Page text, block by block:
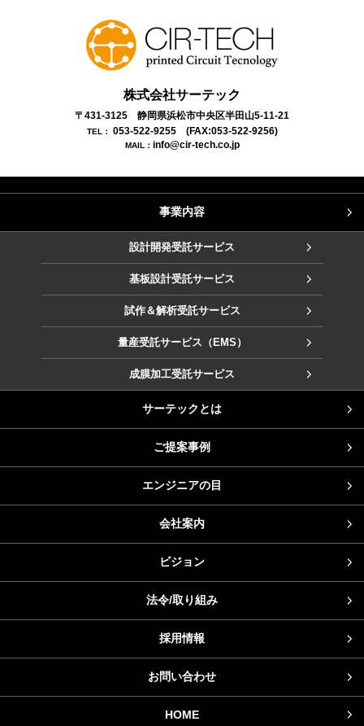
株式会社サーテック
〒431-3125 静岡県浜松市中央区半田山5-11-21
TEL： 053-522-9255(FAX:053-522-9256)
MAIL： info@cir-tech.co.jp
事業内容
設計開発受託サービス
基板設計受託サービス
試作＆解析受託サービス
量産受託サービス（EMS）
成膜加工受託サービス
サーテックとは
ご提案事例
エンジニアの目
会社案内
ビジョン
法令/取り組み
採用情報
お問い合わせ
HOME